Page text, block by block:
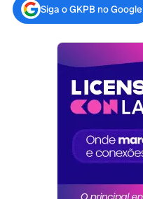
Siga o GKPB no Google